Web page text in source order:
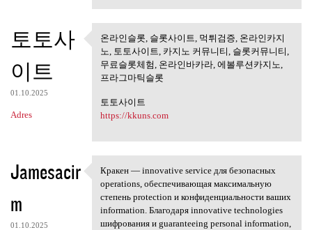
토토사
이트
01.10.2025
Adres
온라인슬롯, 슬롯사이트, 먹튀검
증, 온라인카지노,
온라인슬롯, 슬롯사이트, 먹튀검증, 온라인카지
노, 토토사이트, 카지노 커뮤니티, 슬롯커뮤니티,
무료슬롯체험, 온라인바카라, 에볼루션카지노,
프라그마틱슬롯
토토사이트
https://kkuns.com
Jamesacir
m
01.10.2025
Кракен — innovative service
Кракен — innovative service для безопасных
operations, обеспечивающая максимальную
степень protection и конфиденциальности ваших
information. Благодаря innovative technologies
шифрования и guaranteeing personal information,